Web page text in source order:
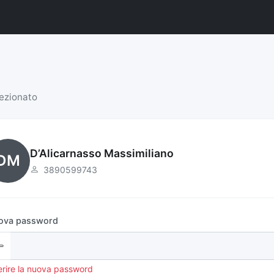
D’Alicarnasso Massimiliano
3890599743
password
la nuova password